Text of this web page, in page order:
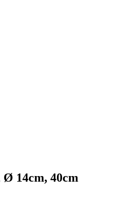
Ø 14cm, 40cm